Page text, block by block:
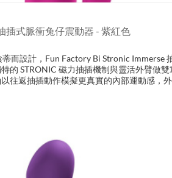
插式脈衝兔仔震動器 - 紫紅色
而設計，Fun Factory Bi Stronic Immerse
的 STRONIC 磁力抽插機制與靈活外臂做雙
往返抽插動作模擬更真實的內部運動感，
帶來沉浸式、流動感的體驗。表面以...